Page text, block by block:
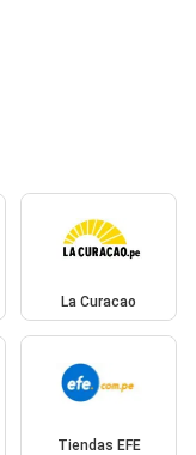
La Curacao
Tiendas EFE